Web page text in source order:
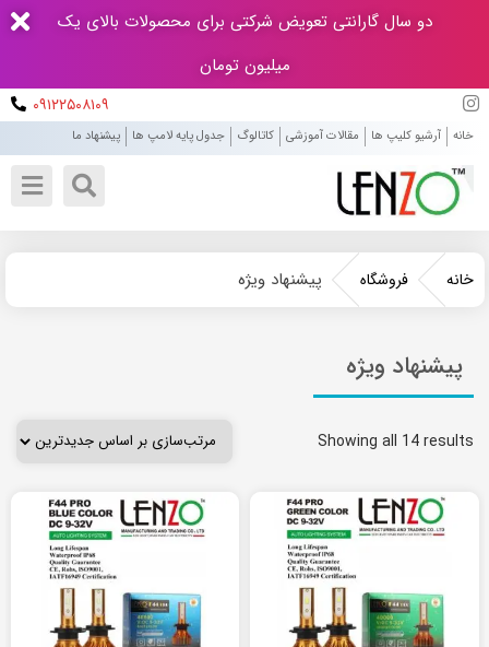
دو سال گارانتی تعویض شرکتی برای محصولات بالای یک
میلیون تومان
۰۹۱۲۲۵۰۸۱۰۹
خانه آرشیو کلیپ ها مقالات آموزشی کاتالوگ جدول پایه لامپ ها پیشنهاد ما
خانه فروشگاه پیشنهاد ویژه
پیشنهاد ویژه
Showing all 14 results